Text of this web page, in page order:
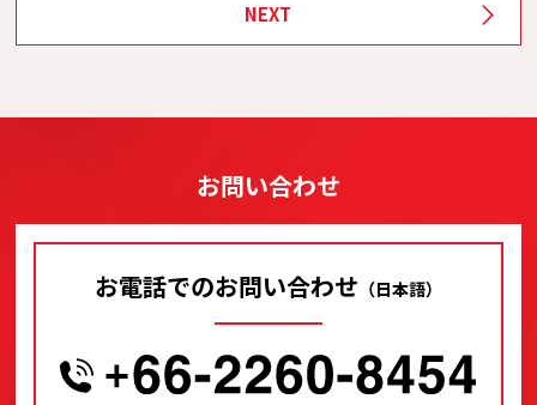
NEXT
お問い合わせ
お電話でのお問い合わせ （日本語）